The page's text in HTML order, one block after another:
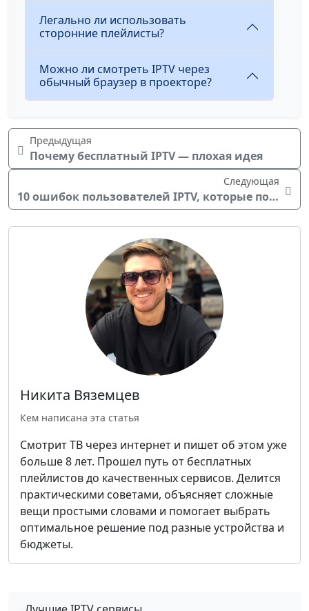
Легально ли использовать
сторонние плейлисты?
Можно ли смотреть IPTV через
обычный браузер в проекторе?
Предыдущая
Почему бесплатный IPTV — плохая идея
Следующая
10 ошибок пользователей IPTV, которые портят впечатление от сервиса
Никита Вяземцев
Кем написана эта статья
Смотрит ТВ через интернет и пишет об этом уже
больше 8 лет. Прошел путь от бесплатных
плейлистов до качественных сервисов. Делится
практическими советами, объясняет сложные
вещи простыми словами и помогает выбрать
оптимальное решение под разные устройства и
бюджеты.